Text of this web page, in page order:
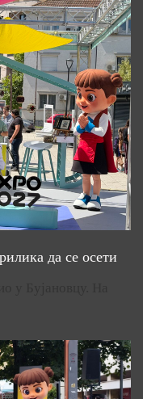
да се осети